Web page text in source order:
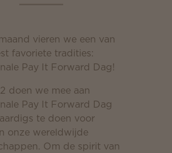
vieren we een van
favoriete tradities:
Pay It Forward Dag!
doen we mee aan
Pay It Forward Dag
te doen voor
onze wereldwijde
Om de spirit van